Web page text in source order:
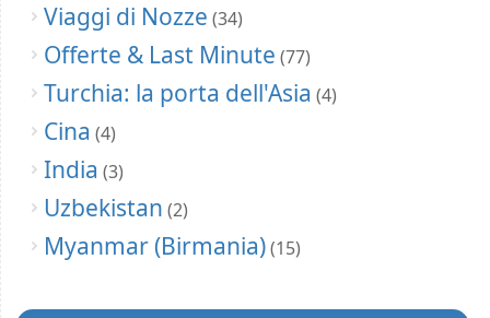
Viaggi di Nozze (34)
Offerte & Last Minute (77)
Turchia: la porta dell'Asia (4)
Cina (4)
India (3)
Uzbekistan (2)
Myanmar (Birmania)(15)